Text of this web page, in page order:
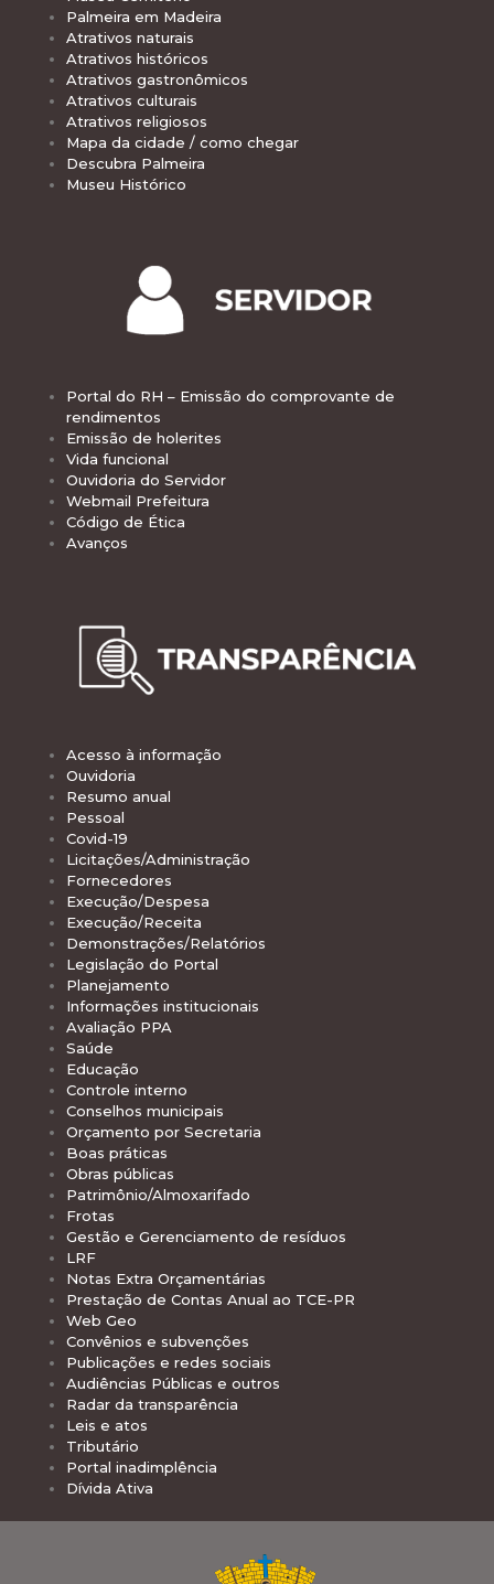
Palmeira em Madeira
Atrativos naturais
Atrativos históricos
Atrativos gastronômicos
Atrativos culturais
Atrativos religiosos
Mapa da cidade / como chegar
Descubra Palmeira
Museu Histórico
Portal do RH – Emissão do comprovante de
rendimentos
Emissão de holerites
Vida funcional
Ouvidoria do Servidor
Webmail Prefeitura
Código de Ética
Avanços
Acesso à informação
Ouvidoria
Resumo anual
Pessoal
Covid-19
Licitações/Administração
Fornecedores
Execução/Despesa
Execução/Receita
Demonstrações/Relatórios
Legislação do Portal
Planejamento
Informações institucionais
Avaliação PPA
Saúde
Educação
Controle interno
Conselhos municipais
Orçamento por Secretaria
Boas práticas
Obras públicas
Patrimônio/Almoxarifado
Frotas
Gestão e Gerenciamento de resíduos
LRF
Notas Extra Orçamentárias
Prestação de Contas Anual ao TCE-PR
Web Geo
Convênios e subvenções
Publicações e redes sociais
Audiências Públicas e outros
Radar da transparência
Leis e atos
Tributário
Portal inadimplência
Dívida Ativa